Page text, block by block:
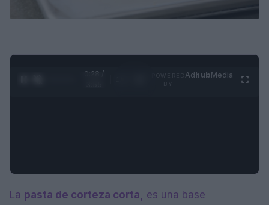
0:28 /
AdhubMedia
La pasta de corteza corta, es una base